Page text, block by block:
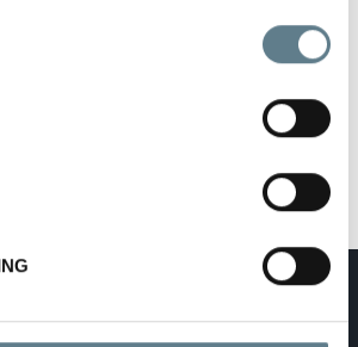
med träskaft + röd sugkopp av TPE